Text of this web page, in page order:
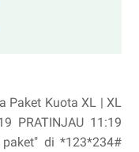
Paket Kuota XL | XL
PRATINJAU 11:19
di *123*234#